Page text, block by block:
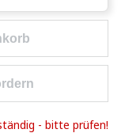
Wert
- bitte prüfen!